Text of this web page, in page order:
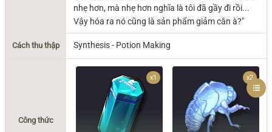
nhẹ hơn, mà nhẹ hơn nghĩa là tôi đã gầy đi rồi...
Vậy hóa ra nó cũng là sản phẩm giảm cân à?"
Cách thu thập Synthesis - Potion Making
Công thức
x1 x2